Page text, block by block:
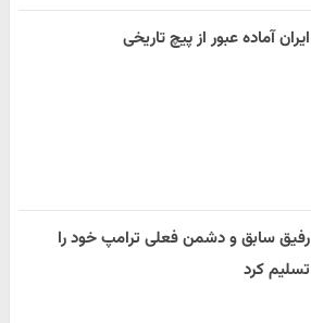
ایران آماده عبور از پیچ تاریخی
رفیق سابق و دشمن فعلی ترامپ خود را
تسلیم کرد